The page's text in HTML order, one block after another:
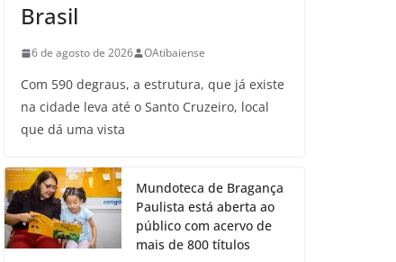
Brasil
6 de agosto de 2026 OAtibaiense
Com 590 degraus, a estrutura, que já existe
na cidade leva até o Santo Cruzeiro, local
que dá uma vista
Mundoteca de Bragança
Paulista está aberta ao
público com acervo de
mais de 800 títulos